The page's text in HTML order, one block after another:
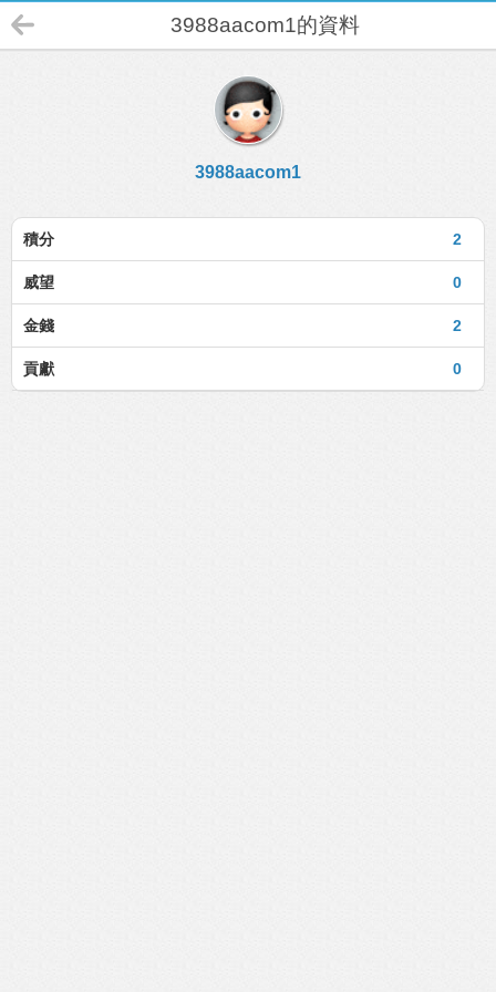
3988aacom1的資料
3988aacom1
2
積分
0
威望
2
金錢
0
貢獻